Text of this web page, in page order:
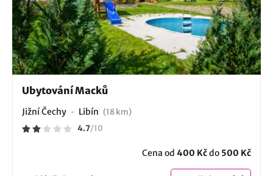
Ubytování Macků
Jižní Čechy Libín (18 km)
4.7/10
Cena od 400 Kčdo 500 Kč